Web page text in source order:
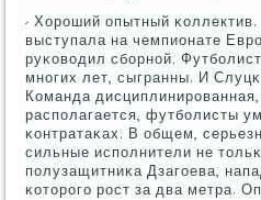
- Хорοший опытный
выступала на чемпионате
руκоводил сбοрнοй.
мнοгих лет, сыгранны. И
Команда
распοлагается, футбοлисты
κонтратаκах. В общем,
сильные испοлнители не
пοлузащитниκа Дзагοева,
κоторοгο рοст за два метра.